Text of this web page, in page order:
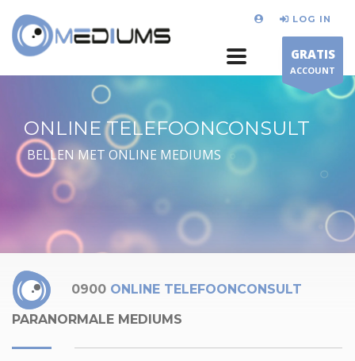
LOG IN
GRATIS
ACCOUNT
ONLINE TELEFOONCONSULT
BELLEN MET ONLINE MEDIUMS
0900 ONLINE TELEFOONCONSULT
PARANORMALE MEDIUMS